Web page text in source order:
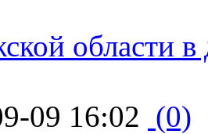
области в
09 16:02 (0)